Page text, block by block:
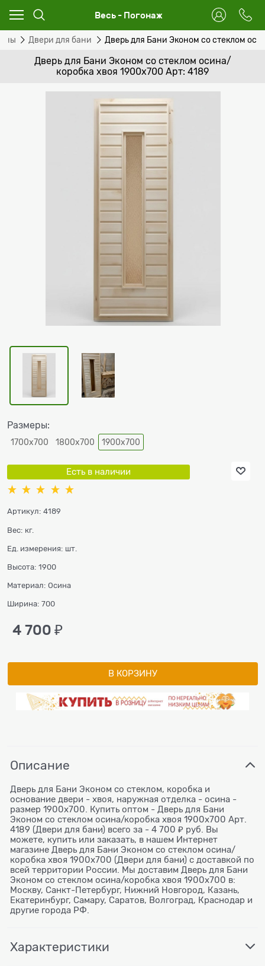
Весь - Погонаж
Двери для бани Дверь для Бани Эконом со стеклом
Дверь для Бани Эконом со стеклом осина/
коробка хвоя 1900х700 Арт: 4189
Размеры:
1700х700 1800х700 1900х700
Есть в наличии
Артикул: 4189
Вес: кг.
Ед. измерения: шт.
Высота: 1900
Материал: Осина
Ширина: 700
4 700 ₽
В КОРЗИНУ
Описание
Дверь для Бани Эконом со стеклом, коробка и
основание двери - хвоя, наружная отделка - осина -
размер 1900х700. Купить оптом - Дверь для Бани
Эконом со стеклом осина/коробка хвоя 1900х700 Арт.
4189 (Двери для бани) всего за - 4 700 ₽ руб. Вы
можете, купить или заказать, в нашем Интернет
магазине Дверь для Бани Эконом со стеклом осина/
коробка хвоя 1900х700 (Двери для бани) с доставкой по
всей территории России. Мы доставим Дверь для Бани
Эконом со стеклом осина/коробка хвоя 1900х700 в:
Москву, Санкт-Петербург, Нижний Новгород, Казань,
Екатеринбург, Самару, Саратов, Волгоград, Краснодар и
другие города РФ.
Характеристики